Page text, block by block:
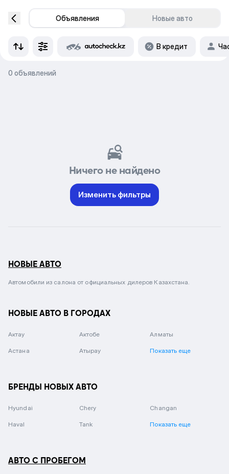
Объявления Новые авто
В кредит
0 объявлений
Ничего не найдено
Изменить фильтры
НОВЫЕ АВТО
Автомобили из салона от официальных дилеров Казахстана.
НОВЫЕ АВТО В ГОРОДАХ
Актау Актобе Алматы
Астана Атырау Показать еще
БРЕНДЫ НОВЫХ АВТО
Hyundai Chery Changan
Haval Tank Показать еще
АВТО С ПРОБЕГОМ